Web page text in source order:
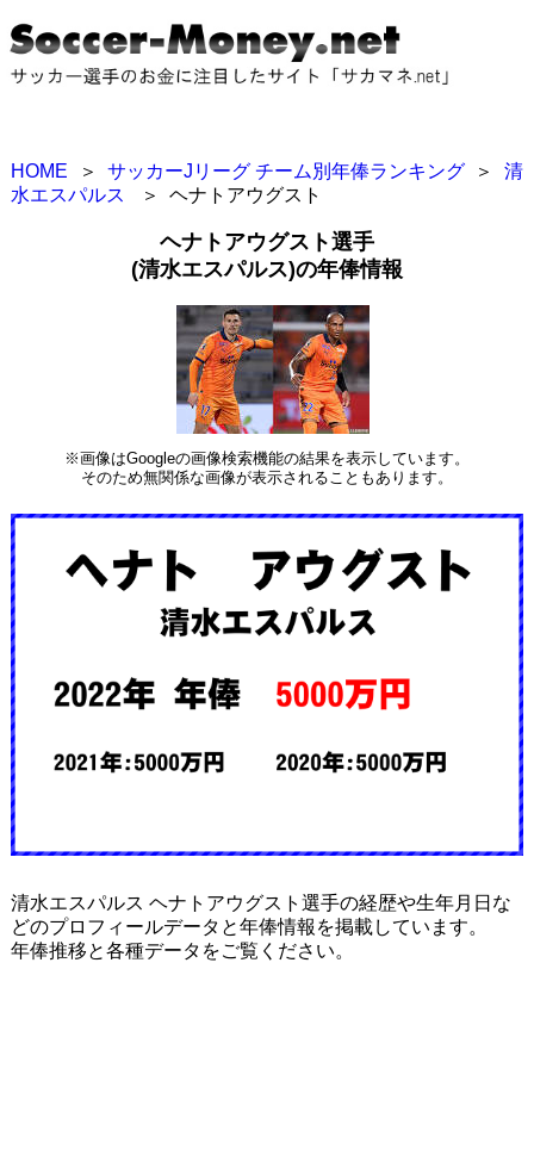
HOME ＞ サッカーJリーグ チーム別年俸ランキング ＞
清
水エスパルス
＞ ヘナトアウグスト
ヘナトアウグスト選手
(清水エスパルス)の年俸情報
※画像はGoogleの画像検索機能の結果を表示しています。
そのため無関係な画像が表示されることもあります。
清水エスパルス ヘナトアウグスト選手の経歴や生年月日な
どのプロフィールデータと年俸情報を掲載しています。
年俸推移と各種データをご覧ください。